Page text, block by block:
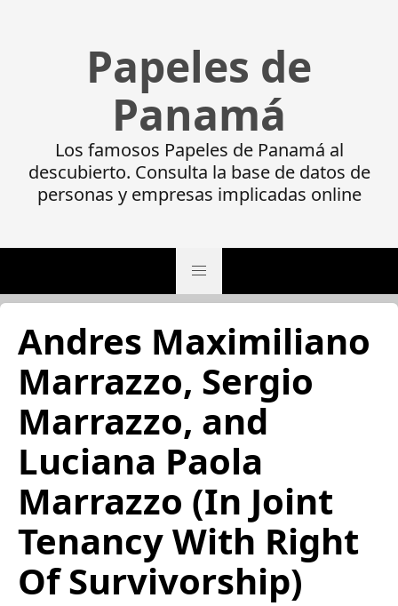
Papeles de
Panamá
Los famosos Papeles de Panamá al
descubierto. Consulta la base de datos de
personas y empresas implicadas online
Andres Maximiliano
Marrazzo, Sergio
Marrazzo, and
Luciana Paola
Marrazzo (In Joint
Tenancy With Right
Of Survivorship)